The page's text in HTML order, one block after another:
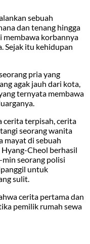
sebuah
dan tenang hingga
membawa korbannya
Sejak itu kehidupan
pria yang
agak jauh dari kota,
ternyata membawa
cerita terpisah, cerita
seorang wanita
mayat di sebuah
Cheol berhasil
seorang polisi
untuk
sulit.
cerita pertama dan
pemilik rumah sewa